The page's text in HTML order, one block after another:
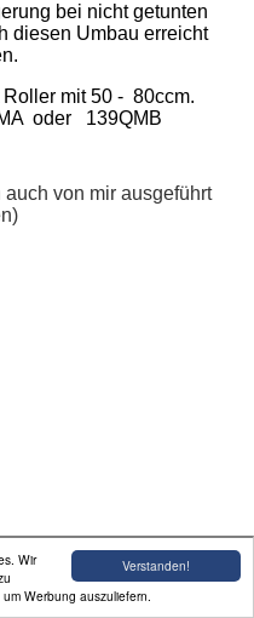
Verstanden!
Wir
Werbung auszuliefern.
bei nicht getunten
diesen Umbau erreicht
mit 50 - 80ccm.
oder 139QMB
von mir ausgeführt